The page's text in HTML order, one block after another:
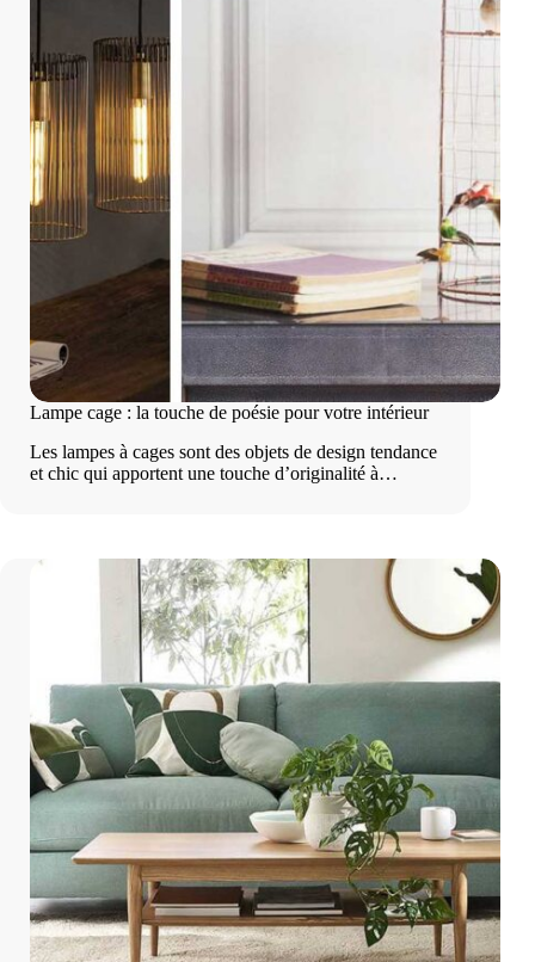
Lampe cage : la touche de poésie pour votre intérieur
Les lampes à cages sont des objets de design tendance
et chic qui apportent une touche d’originalité à…